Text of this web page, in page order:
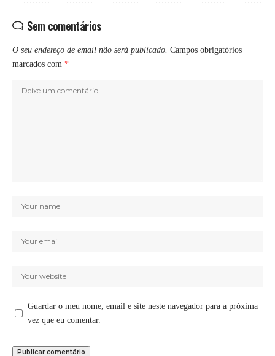
Sem comentários
O seu endereço de email não será publicado. Campos obrigatórios
marcados com *
Guardar o meu nome, email e site neste navegador para a próxima
vez que eu comentar.